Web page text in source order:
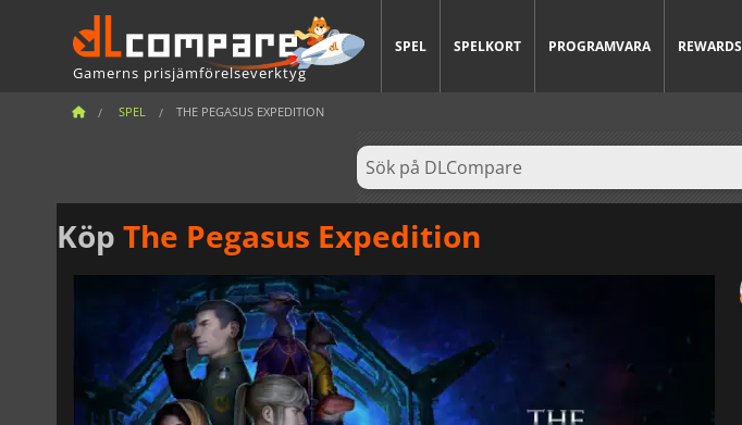
Gamerns prisjämförelseverktyg
SPEL SPELKORT PROGRAMVARA REWARDS
SPEL THE PEGASUS EXPEDITION
Köp The Pegasus Expedition